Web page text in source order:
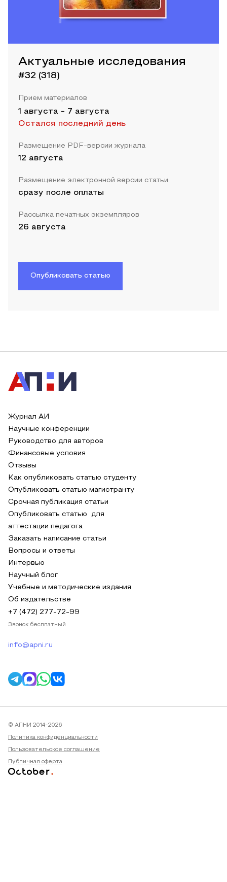
Актуальные исследования
#32 (318)
Прием материалов
1 августа - 7 августа
Остался последний день
Размещение PDF-версии журнала
12 августа
Размещение электронной версии статьи
сразу после оплаты
Рассылка печатных экземпляров
26 августа
Опубликовать статью
Журнал АИ
Научные конференции
Руководство для авторов
Финансовые условия
Отзывы
Как опубликовать статью студенту
Опубликовать статью магистранту
Срочная публикация статьи
Опубликовать статью для
аттестации педагога
Заказать написание статьи
Вопросы и ответы
Интервью
Научный блог
Учебные и методические издания
Об издательстве
+7 (472) 277-72-99
Звонок бесплатный
info@apni.ru
© АПНИ 2014-2026
Политика конфиденциальности
Пользовательское соглашение
Публичная оферта